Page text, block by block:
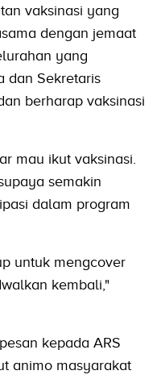
vaksinasi yang
dengan jemaat
yang
dan Sekretaris
berharap vaksinasi
mau ikut vaksinasi.
semakin
dalam program
untuk mengcover
kembali,"
kepada ARS
animo masyarakat